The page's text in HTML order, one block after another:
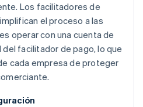
Los facilitadores de
el proceso a las
operar con una cuenta de
facilitador de pago, lo que
cada empresa de proteger